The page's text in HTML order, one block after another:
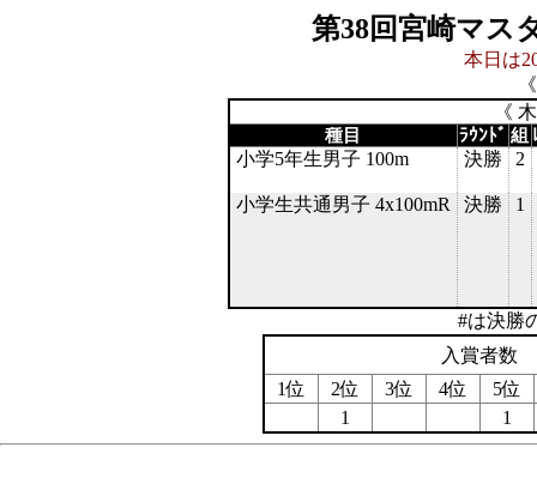
第38回宮崎マス
本日は
《
種目 ﾗｳﾝﾄﾞ 組
小学5年生男子 100m 決勝 2
小学生共通男子 4x100mR 決勝 1
#は決勝
入賞者数
1位
2位 3位 4位
5位
1
1